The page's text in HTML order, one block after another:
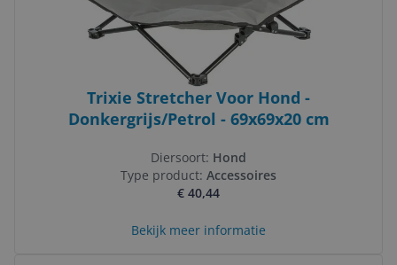
Trixie Stretcher Voor Hond -
Donkergrijs/Petrol - 69x69x20 cm
Diersoort: Hond
Type product: Accessoires
€ 40,44
Bekijk meer informatie